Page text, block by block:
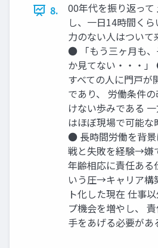
8.
00年代を振り返っ
し、一日14時間く
力のない人はついて
● 「もう三ヶ月も、
か見てない・・・
すべての人に門戸が
であり、 労働条件
けない歩みである
はほぼ現場で可能
● 長時間労働を背
戦と失敗を経験→嫌
年齢相応に責任ある
いう圧→キャリア構
ト化した現在 仕事
プ機会を増やし、
手をあげる必要があ